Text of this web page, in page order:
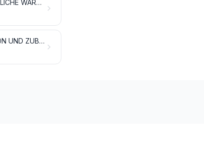
MÖBEL; MEDIZINISCH-CHIRURGISCHE MÖBEL; BETTAUSSTATTUNGEN UND ÄHNLICHE WAREN; LEUCHTEN UND BELEUCHTUNGSKÖRPER, ANDERWEIT WEDER GENANNT NOCH INBEGRIFFEN; REKLAMELEUCHTEN, LEUCHTSCHILDER, BELEUCHTETE NAMENSSCHILDER UND DERGLEICHEN; VORGEFERTIGTE GEBÄUDE
SPIELZEUG, SPIELE, UNTERHALTUNGSARTIKEL UND SPORTGERÄTE; TEILE DAVON UND ZUBEHÖR